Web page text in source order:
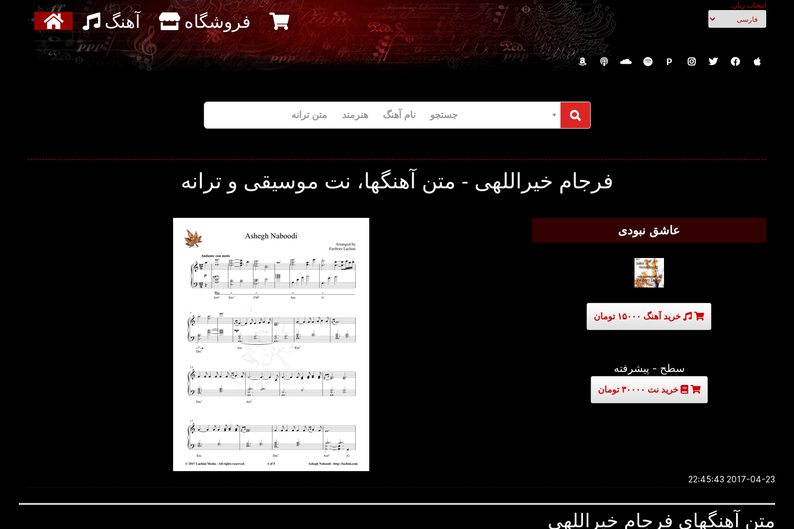
انتخاب زبان
آهنگ فروشگاه
P
جستجو نام آهنگ هنرمند متن ترانه
فرجام خیراللهی - متن آهنگها، نت موسیقی و ترانه
عاشق نبودی
خرید آهنگ ۱۵۰۰۰ تومان
سطح - پیشرفته
خرید نت ۳۰۰۰۰ تومان
2017-04-23 22:45:43
متن آهنگهای فرجام خیراللهی